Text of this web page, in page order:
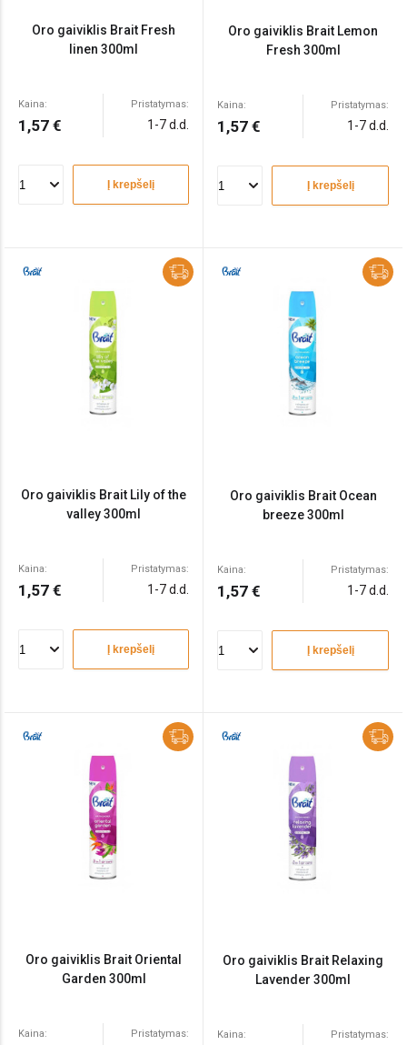
Oro gaiviklis Brait Fresh
linen 300ml
Kaina:
1,57 €
Pristatymas:
1-7 d.d.
Į krepšelį
Oro gaiviklis Brait Lemon
Fresh 300ml
Kaina:
1,57 €
Pristatymas:
1-7 d.d.
Į krepšelį
Oro gaiviklis Brait Lily of the
valley 300ml
Kaina:
1,57 €
Pristatymas:
1-7 d.d.
Į krepšelį
Oro gaiviklis Brait Ocean
breeze 300ml
Kaina:
1,57 €
Pristatymas:
1-7 d.d.
Į krepšelį
Oro gaiviklis Brait Oriental
Garden 300ml
Kaina: Pristatymas:
Oro gaiviklis Brait Relaxing
Lavender 300ml
Kaina: Pristatymas: